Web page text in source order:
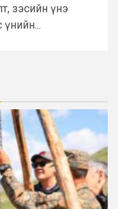
зэсийн үнэ
үнийн...